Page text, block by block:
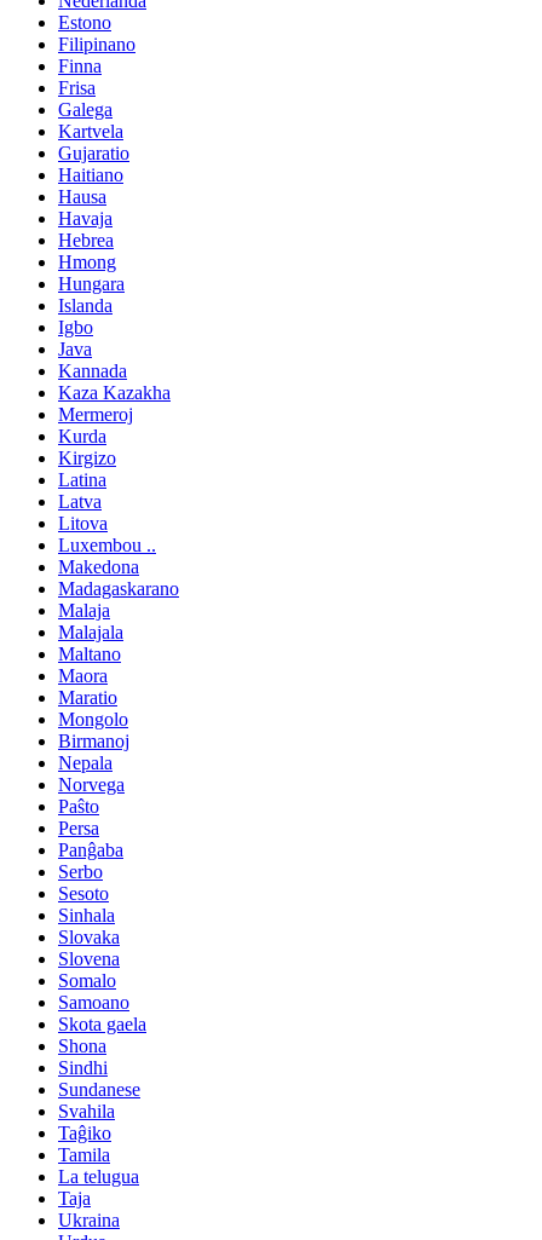
Estono
Filipinano
Finna
Frisa
Galega
Kartvela
Gujaratio
Haitiano
Hausa
Havaja
Hebrea
Hmong
Hungara
Islanda
Igbo
Java
Kannada
Kaza Kazakha
Mermeroj
Kurda
Kirgizo
Latina
Latva
Litova
Luxembou ..
Makedona
Madagaskarano
Malaja
Malajala
Maltano
Maora
Maratio
Mongolo
Birmanoj
Nepala
Norvega
Paŝto
Persa
Panĝaba
Serbo
Sesoto
Sinhala
Slovaka
Slovena
Somalo
Samoano
Skota gaela
Shona
Sindhi
Sundanese
Svahila
Taĝiko
Tamila
La telugua
Taja
Ukraina